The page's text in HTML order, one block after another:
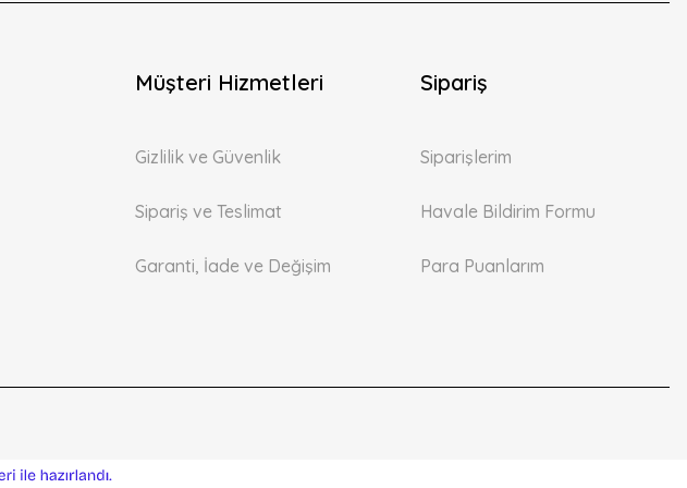
Müşteri Hizmetleri
Gizlilik ve Güvenlik
Sipariş ve Teslimat
Garanti, İade ve Değişim
Sipariş
Siparişlerim
Havale Bildirim Formu
Para Puanlarım
e-